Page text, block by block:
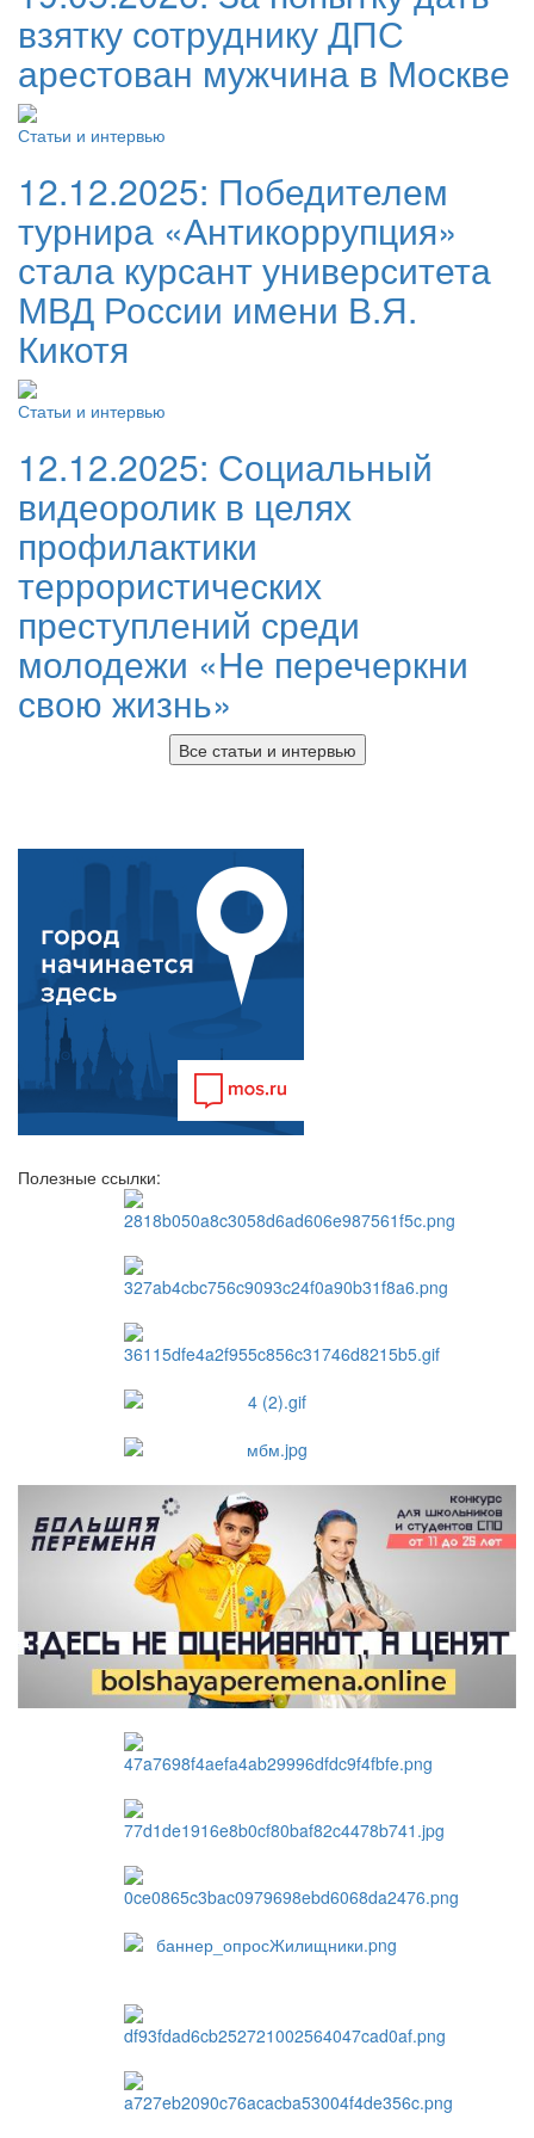
взятку сотруднику ДПС
арестован мужчина в Москве
Статьи и интервью
12.12.2025: Победителем
турнира «Антикоррупция»
стала курсант университета
МВД России имени В.Я.
Кикотя
Статьи и интервью
12.12.2025: Социальный
видеоролик в целях
профилактики
террористических
преступлений среди
молодежи «Не перечеркни
свою жизнь»
Все статьи и интервью
Полезные ссылки: